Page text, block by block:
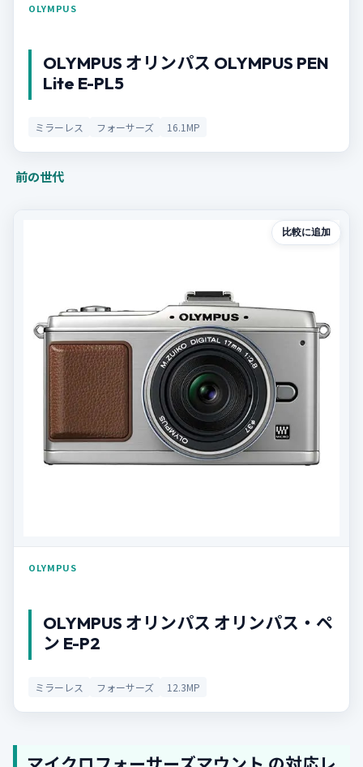
OLYMPUS
OLYMPUS オリンパス OLYMPUS PEN
Lite E-PL5
ミラーレス フォーサーズ 16.1MP
前の世代
比較に追加
OLYMPUS
OLYMPUS オリンパス オリンパス・ペ
ン E-P2
ミラーレス フォーサーズ 12.3MP